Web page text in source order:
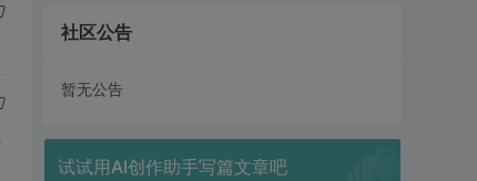
社区公告
暂无公告
试试用AI创作助手写篇文章吧